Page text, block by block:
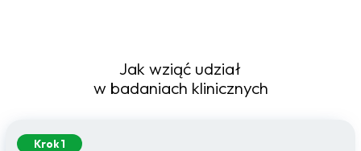
Jak wziąć udział
w badaniach klinicznych
Krok 1